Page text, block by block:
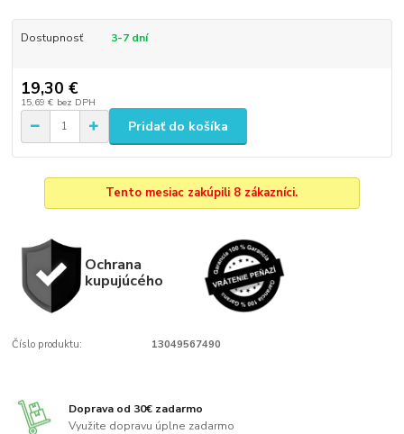
Dostupnosť 3-7 dní
19,30 €
15,69 € bez DPH
Pridať do košíka
Tento mesiac zakúpili 8 zákazníci.
Ochrana
kupujúcého
Číslo produktu: 13049567490
Doprava od 30€ zadarmo
Využite dopravu úplne zadarmo